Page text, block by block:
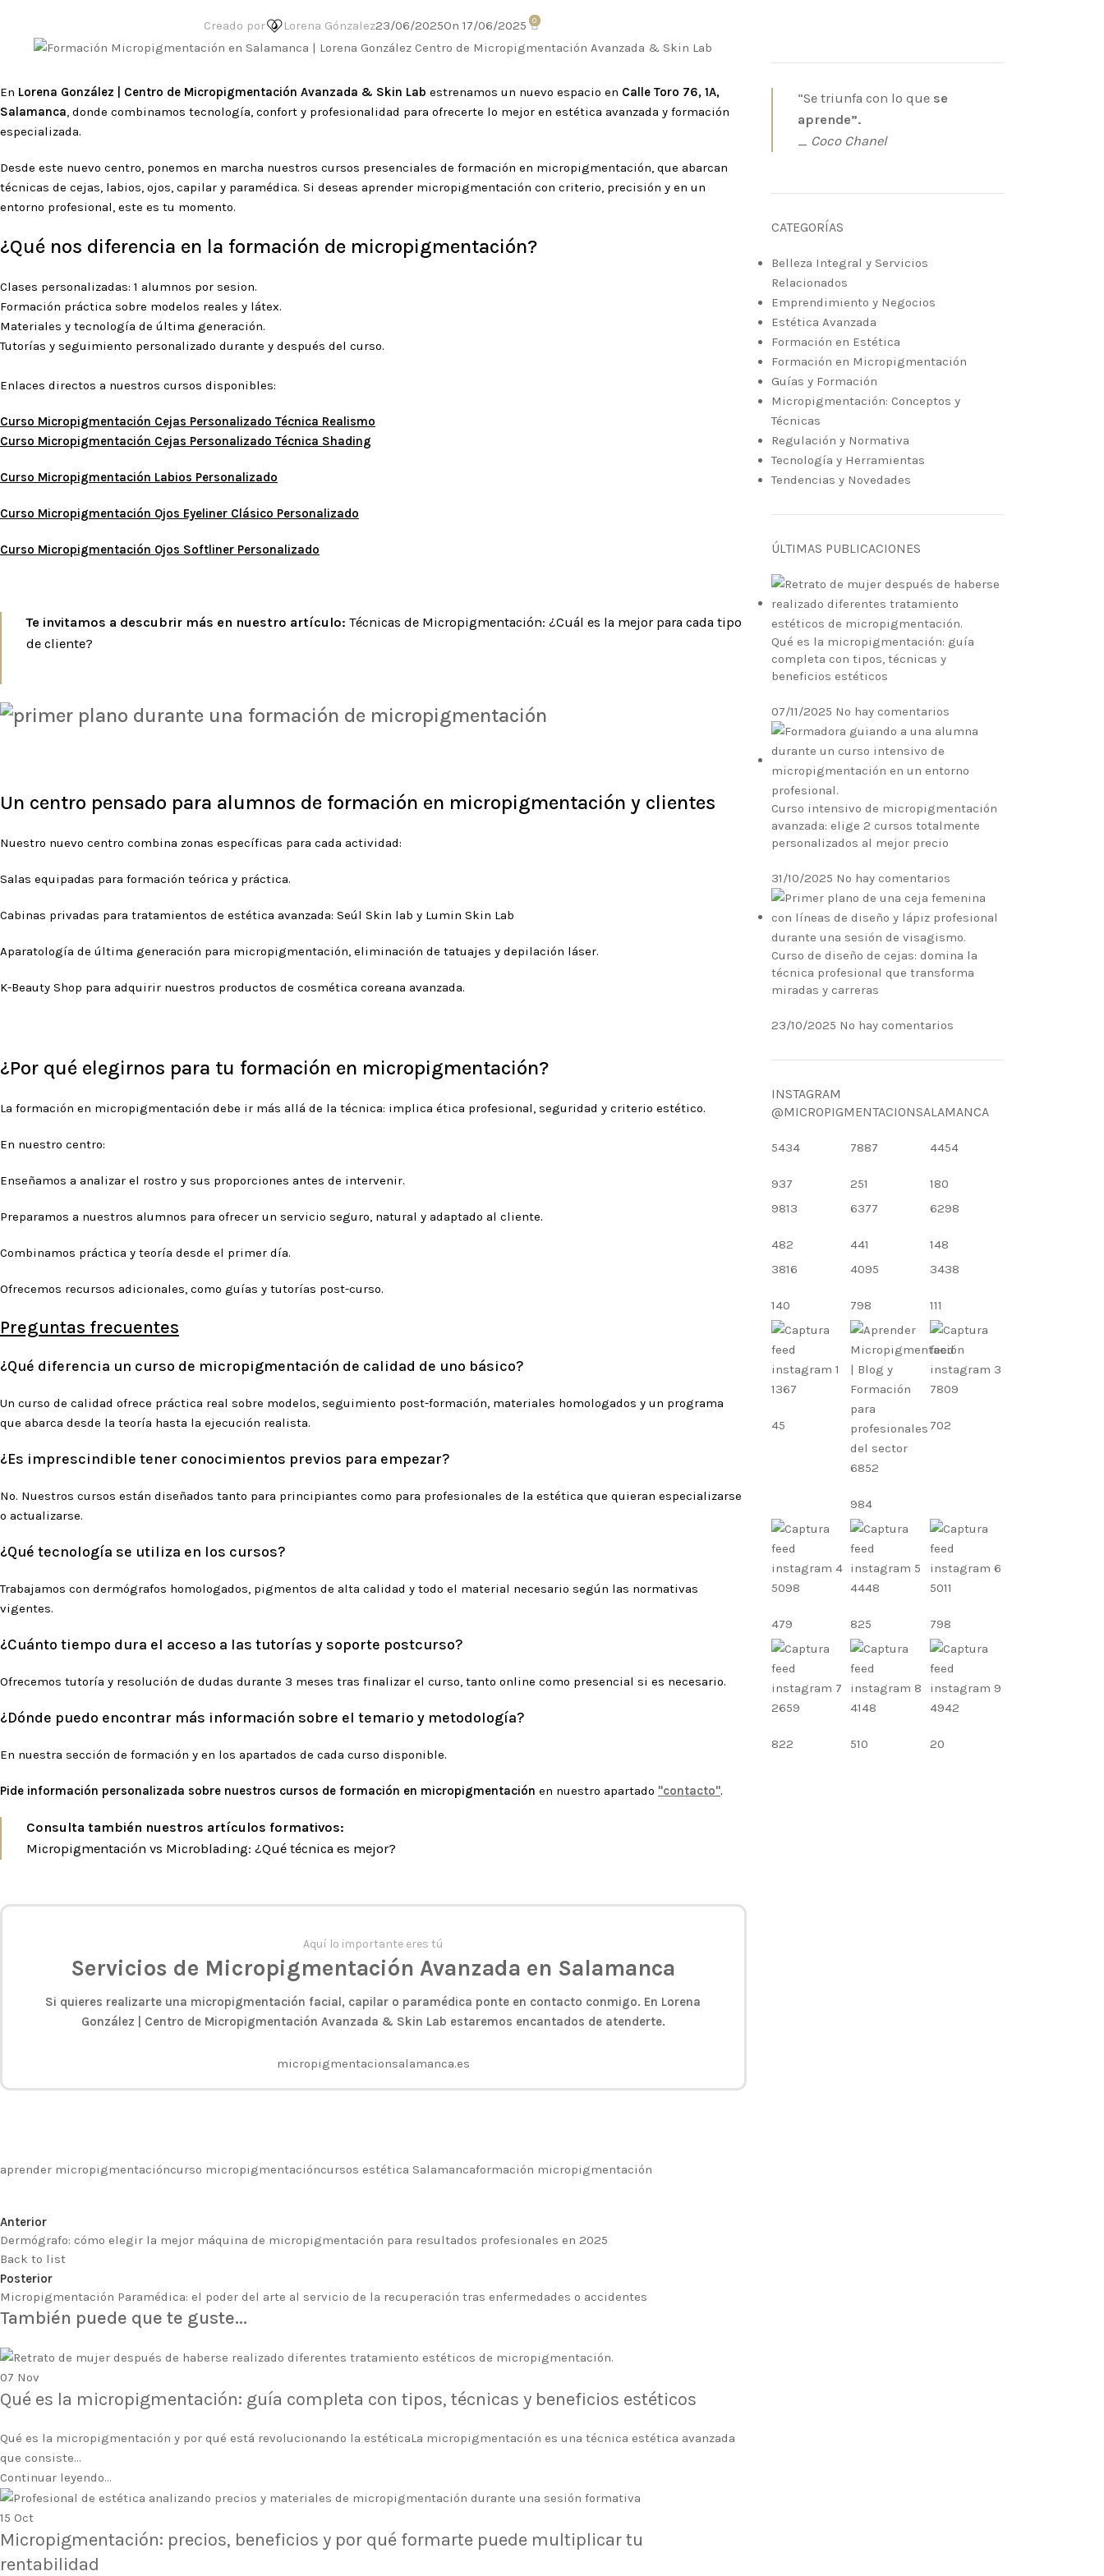
Creado por Lorena Gónzalez23/06/2025On 17/06/2025 0
En Lorena González | Centro de Micropigmentación Avanzada & Skin Lab estrenamos un nuevo espacio en Calle Toro 76, 1A,
Salamanca, donde combinamos tecnología, confort y profesionalidad para ofrecerte lo mejor en estética avanzada y formación
especializada.
Desde este nuevo centro, ponemos en marcha nuestros cursos presenciales de formación en micropigmentación, que abarcan
técnicas de cejas, labios, ojos, capilar y paramédica. Si deseas aprender micropigmentación con criterio, precisión y en un
entorno profesional, este es tu momento.
¿Qué nos diferencia en la formación de micropigmentación?
Clases personalizadas: 1 alumnos por sesion.
Formación práctica sobre modelos reales y látex.
Materiales y tecnología de última generación.
Tutorías y seguimiento personalizado durante y después del curso.
Enlaces directos a nuestros cursos disponibles:
Curso Micropigmentación Cejas Personalizado Técnica Realismo
Curso Micropigmentación Cejas Personalizado Técnica Shading
Curso Micropigmentación Labios Personalizado
Curso Micropigmentación Ojos Eyeliner Clásico Personalizado
Curso Micropigmentación Ojos Softliner Personalizado
Te invitamos a descubrir más en nuestro artículo: Técnicas de Micropigmentación: ¿Cuál es la mejor para cada tipo
de cliente?
Un centro pensado para alumnos de formación en micropigmentación y clientes
Nuestro nuevo centro combina zonas específicas para cada actividad:
Salas equipadas para formación teórica y práctica.
Cabinas privadas para tratamientos de estética avanzada: Seúl Skin lab y Lumin Skin Lab
Aparatología de última generación para micropigmentación, eliminación de tatuajes y depilación láser.
K-Beauty Shop para adquirir nuestros productos de cosmética coreana avanzada.
¿Por qué elegirnos para tu formación en micropigmentación?
La formación en micropigmentación debe ir más allá de la técnica: implica ética profesional, seguridad y criterio estético.
En nuestro centro:
Enseñamos a analizar el rostro y sus proporciones antes de intervenir.
Preparamos a nuestros alumnos para ofrecer un servicio seguro, natural y adaptado al cliente.
Combinamos práctica y teoría desde el primer día.
Ofrecemos recursos adicionales, como guías y tutorías post-curso.
Preguntas frecuentes
¿Qué diferencia un curso de micropigmentación de calidad de uno básico?
Un curso de calidad ofrece práctica real sobre modelos, seguimiento post-formación, materiales homologados y un programa
que abarca desde la teoría hasta la ejecución realista.
¿Es imprescindible tener conocimientos previos para empezar?
No. Nuestros cursos están diseñados tanto para principiantes como para profesionales de la estética que quieran especializarse
o actualizarse.
¿Qué tecnología se utiliza en los cursos?
Trabajamos con dermógrafos homologados, pigmentos de alta calidad y todo el material necesario según las normativas
vigentes.
¿Cuánto tiempo dura el acceso a las tutorías y soporte postcurso?
Ofrecemos tutoría y resolución de dudas durante 3 meses tras finalizar el curso, tanto online como presencial si es necesario.
¿Dónde puedo encontrar más información sobre el temario y metodología?
En nuestra sección de formación y en los apartados de cada curso disponible.
Pide información personalizada sobre nuestros cursos de formación en micropigmentación en nuestro apartado "contacto".
Consulta también nuestros artículos formativos:
Micropigmentación vs Microblading: ¿Qué técnica es mejor?
Aquí lo importante eres tú
Servicios de Micropigmentación Avanzada en Salamanca
Si quieres realizarte una micropigmentación facial, capilar o paramédica ponte en contacto conmigo. En Lorena
González | Centro de Micropigmentación Avanzada & Skin Lab estaremos encantados de atenderte.
micropigmentacionsalamanca.es
aprender micropigmentacióncurso micropigmentacióncursos estética Salamancaformación micropigmentación
Anterior
Dermógrafo: cómo elegir la mejor máquina de micropigmentación para resultados profesionales en 2025
Back to list
Posterior
Micropigmentación Paramédica: el poder del arte al servicio de la recuperación tras enfermedades o accidentes
También puede que te guste...
07 Nov
Qué es la micropigmentación: guía completa con tipos, técnicas y beneficios estéticos
Qué es la micropigmentación y por qué está revolucionando la estéticaLa micropigmentación es una técnica estética avanzada
que consiste...
Continuar leyendo...
15 Oct
Micropigmentación: precios, beneficios y por qué formarte puede multiplicar tu
rentabilidad
“Se triunfa con lo que se
aprende”.
_ Coco Chanel
CATEGORÍAS
Belleza Integral y Servicios
Relacionados
Emprendimiento y Negocios
Estética Avanzada
Formación en Estética
Formación en Micropigmentación
Guías y Formación
Micropigmentación: Conceptos y
Técnicas
Regulación y Normativa
Tecnología y Herramientas
Tendencias y Novedades
ÚLTIMAS PUBLICACIONES
Qué es la micropigmentación: guía
completa con tipos, técnicas y
beneficios estéticos
07/11/2025 No hay comentarios
Curso intensivo de micropigmentación
avanzada: elige 2 cursos totalmente
personalizados al mejor precio
31/10/2025 No hay comentarios
Curso de diseño de cejas: domina la
técnica profesional que transforma
miradas y carreras
23/10/2025 No hay comentarios
INSTAGRAM
@MICROPIGMENTACIONSALAMANCA
5434
937
7887
251
4454
180
9813
482
6377
441
6298
148
3816
140
4095
798
3438
111
1367
45
6852
984
7809
702
5098
479
4448
825
5011
798
2659
822
4148
510
4942
20